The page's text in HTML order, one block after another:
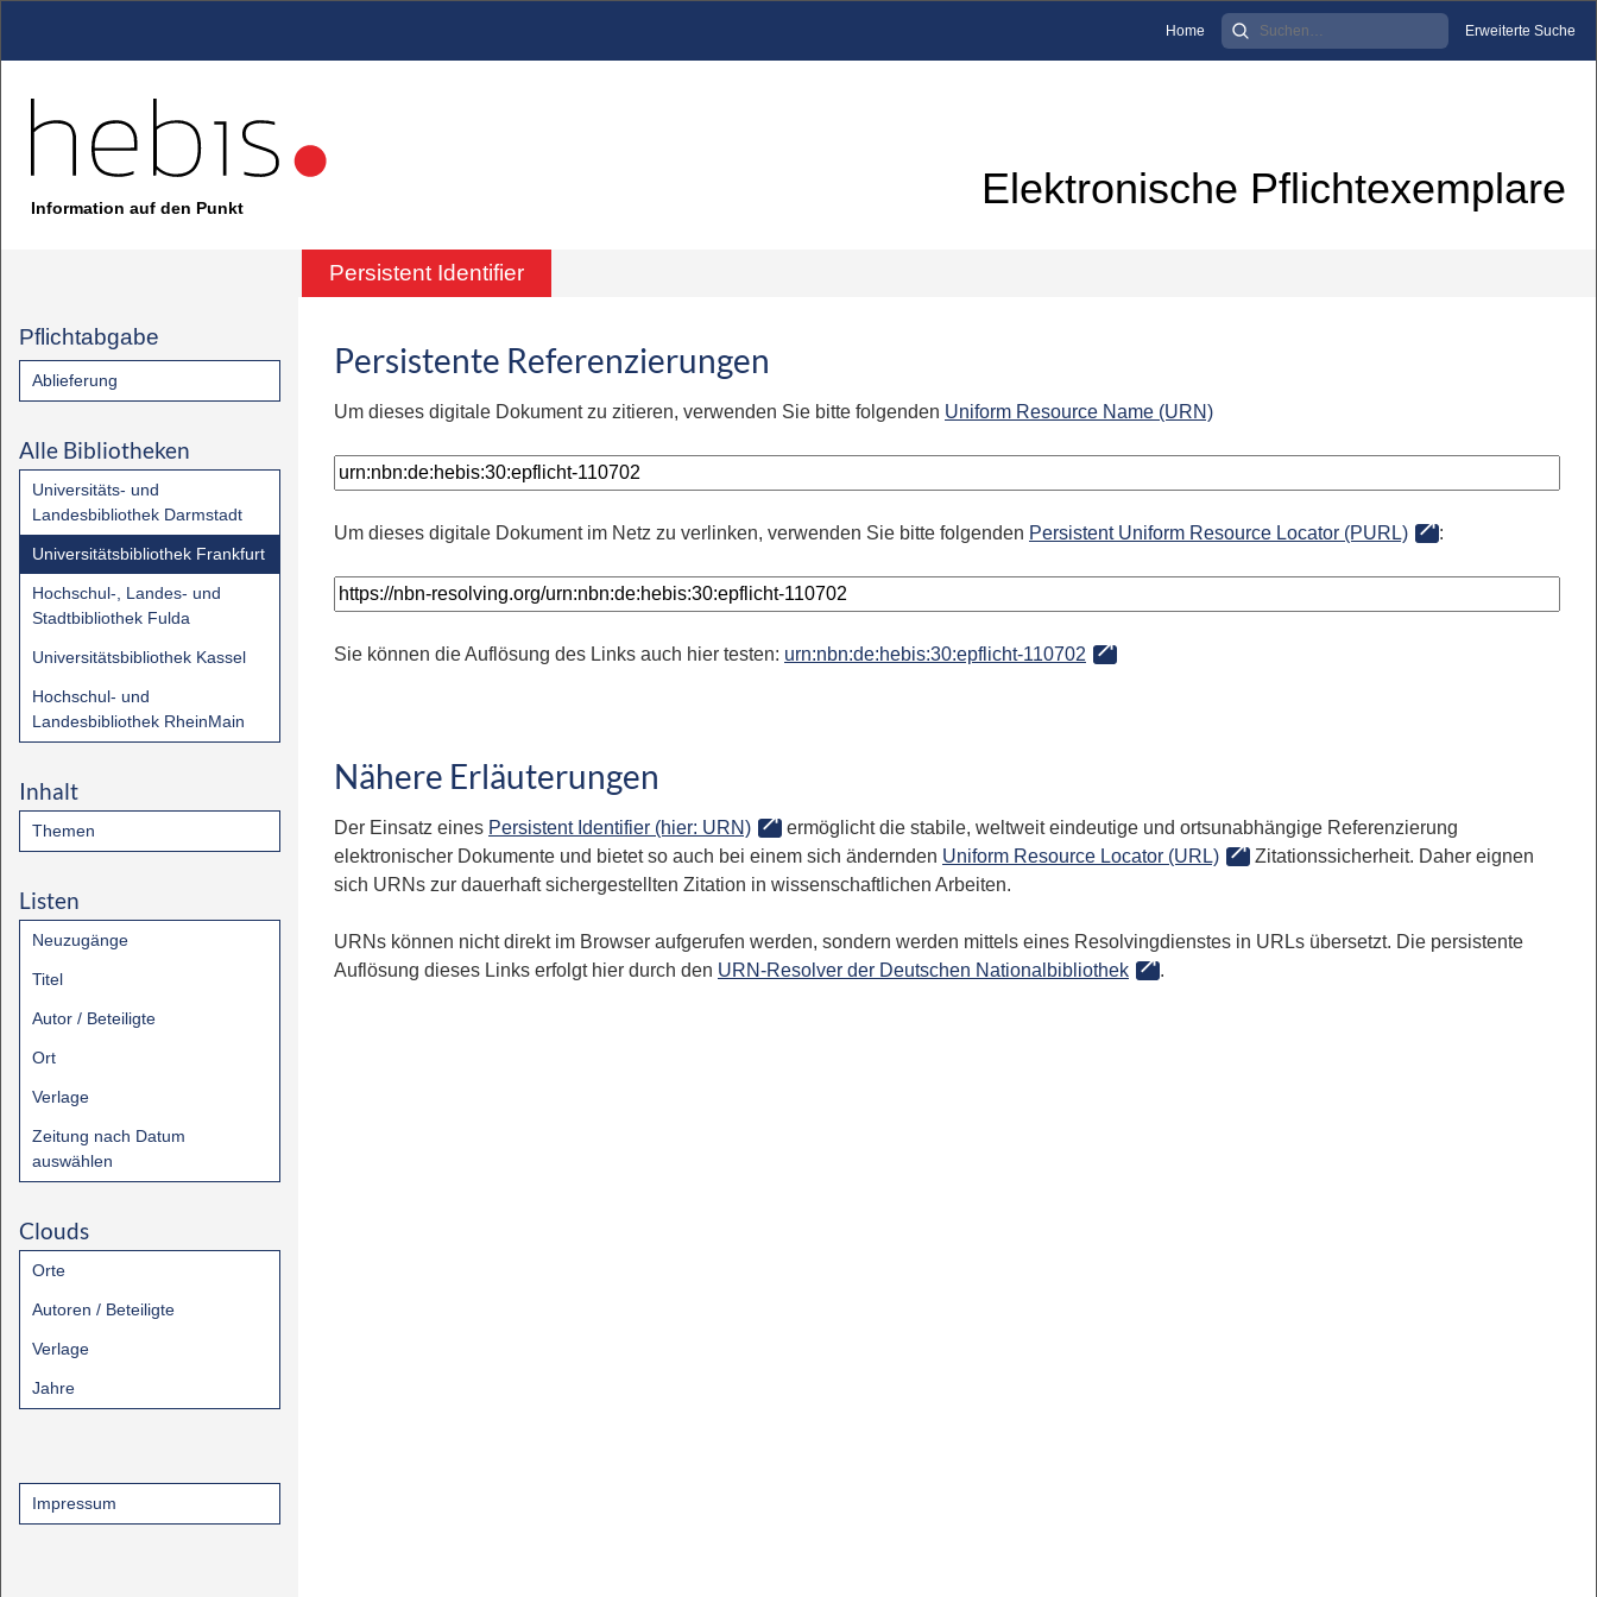
Home Erweiterte Suche
Information auf den Punkt Elektronische Pflichtexemplare
Persistent Identifier
Pflichtabgabe
Ablieferung
Alle Bibliotheken
Universitäts- und
Landesbibliothek Darmstadt
Universitätsbibliothek Frankfurt
Hochschul-, Landes- und
Stadtbibliothek Fulda
Universitätsbibliothek Kassel
Hochschul- und
Landesbibliothek RheinMain
Inhalt
Themen
Listen
Neuzugänge
Titel
Autor / Beteiligte
Ort
Verlage
Zeitung nach Datum
auswählen
Clouds
Orte
Autoren / Beteiligte
Verlage
Jahre
Impressum
Persistente Referenzierungen
Um dieses digitale Dokument zu zitieren, verwenden Sie bitte folgenden Uniform Resource Name (URN)
Um dieses digitale Dokument im Netz zu verlinken, verwenden Sie bitte folgenden Persistent Uniform Resource Locator (PURL) :
Sie können die Auflösung des Links auch hier testen: urn:nbn:de:hebis:30:epflicht-110702
Nähere Erläuterungen
Der Einsatz eines Persistent Identifier (hier: URN)
ermöglicht die stabile, weltweit eindeutige und ortsunabhängige Referenzierung
elektronischer Dokumente und bietet so auch bei einem sich ändernden Uniform Resource Locator (URL)
Zitationssicherheit. Daher eignen
sich URNs zur dauerhaft sichergestellten Zitation in wissenschaftlichen Arbeiten.
URNs können nicht direkt im Browser aufgerufen werden, sondern werden mittels eines Resolvingdienstes in URLs übersetzt. Die persistente
Auflösung dieses Links erfolgt hier durch den URN-Resolver der Deutschen Nationalbibliothek .